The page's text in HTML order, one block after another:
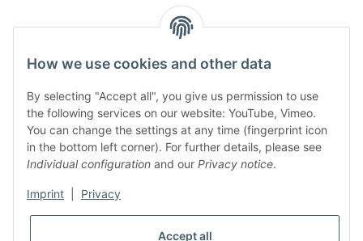
How we use cookies and other data
By selecting "Accept all", you give us permission to use
the following services on our website: YouTube, Vimeo.
You can change the settings at any time (fingerprint icon
in the bottom left corner). For further details, please see
Individual configuration and our Privacy notice.
Imprint Privacy
Accept all